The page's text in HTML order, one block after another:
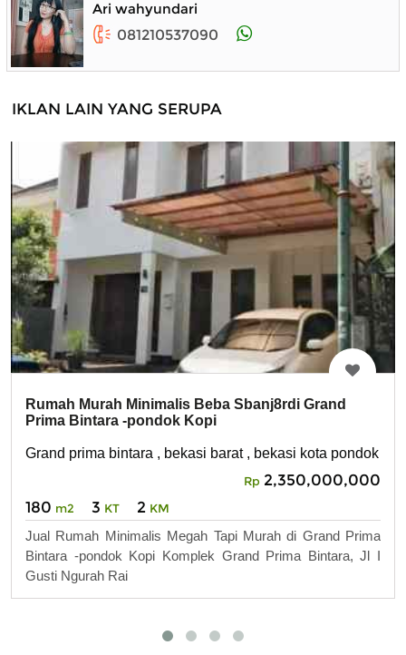
Ari wahyundari
081210537090
IKLAN LAIN YANG SERUPA
Rumah Murah Minimalis Beba Sbanj8rdi Grand
Prima Bintara -pondok Kopi
Grand prima bintara , bekasi barat , bekasi kota pondok
Rp 2,350,000,000
180 m2 3 KT 2 KM
Jual Rumah Minimalis Megah Tapi Murah di Grand Prima
Bintara -pondok Kopi Komplek Grand Prima Bintara, Jl I
Gusti Ngurah Rai